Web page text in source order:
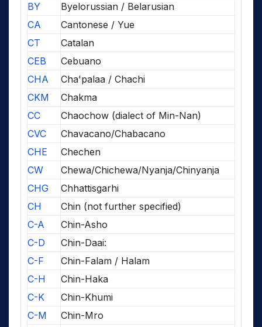
BY
Byelorussian / Belarusian
CA
Cantonese / Yue
CT
Catalan
CEB
Cebuano
CHA
Cha'palaa / Chachi
CKM
Chakma
CC
Chaochow (dialect of Min-Nan)
CVC
Chavacano/Chabacano
CHE
Chechen
CW
Chewa/Chichewa/Nyanja/Chinyanja
CHG
Chhattisgarhi
CH
Chin (not further specified)
C-A
Chin-Asho
C-D
Chin-Daai:
C-F
Chin-Falam / Halam
C-H
Chin-Haka
C-K
Chin-Khumi
C-M
Chin-Mro